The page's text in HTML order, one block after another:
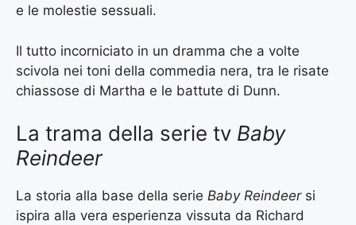
e le molestie sessuali.
Il tutto incorniciato in un dramma che a volte
scivola nei toni della commedia nera, tra le risate
chiassose di Martha e le battute di Dunn.
La trama della serie tv Baby
Reindeer
La storia alla base della serie Baby Reindeer si
ispira alla vera esperienza vissuta da Richard